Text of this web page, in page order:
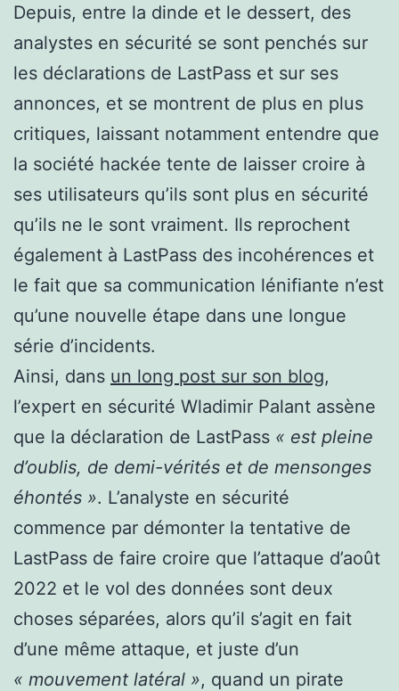
Depuis, entre la dinde et le dessert, des
analystes en sécurité se sont penchés sur
les déclarations de LastPass et sur ses
annonces, et se montrent de plus en plus
critiques, laissant notamment entendre que
la société hackée tente de laisser croire à
ses utilisateurs qu’ils sont plus en sécurité
qu’ils ne le sont vraiment. Ils reprochent
également à LastPass des incohérences et
le fait que sa communication lénifiante n’est
qu’une nouvelle étape dans une longue
série d’incidents.
Ainsi, dans un long post sur son blog,
l’expert en sécurité Wladimir Palant assène
que la déclaration de LastPass « est pleine
d’oublis, de demi-vérités et de mensonges
éhontés ». L’analyste en sécurité
commence par démonter la tentative de
LastPass de faire croire que l’attaque d’août
2022 et le vol des données sont deux
choses séparées, alors qu’il s’agit en fait
d’une même attaque, et juste d’un
« mouvement latéral », quand un pirate